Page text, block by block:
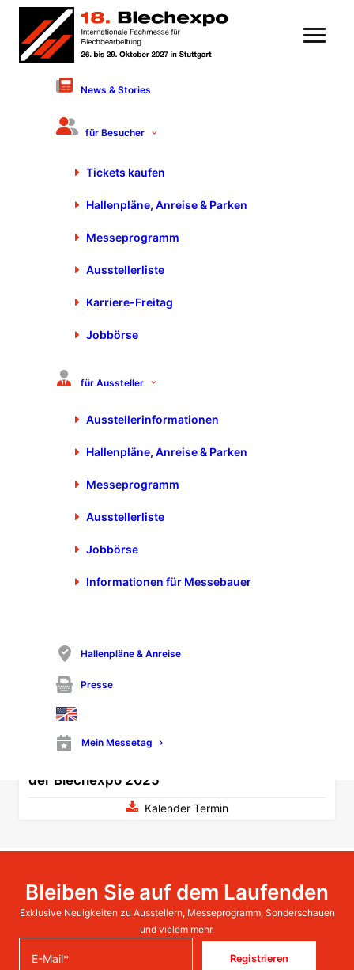
News & Stories
für Besucher
Tickets kaufen
Hallenpläne, Anreise & Parken
Messeprogramm
Ausstellerliste
Karriere-Freitag
Jobbörse
für Aussteller
Ausstellerinformationen
Hallenpläne, Anreise & Parken
Messeprogramm
Ausstellerliste
Jobbörse
Informationen für Messebauer
Hallenpläne & Anreise
Presse
Mein Messetag
Lösungen für moderne
Profilherstellung
22. Oktober 2025 von 10:30 bis 10:45 Uhr
Dr. Cornelia Tepper, DREISTERN GmbH & Co. KG,
kalt / warm
DREISTERN GmbH & Co. KG
79650 Schopfheim
+49 7622 391-200
info@dreistern.com
der Blechexpo 2025
Kalender Termin
Bleiben Sie auf dem Laufenden
Exklusive Neuigkeiten zu Ausstellern, Messeprogramm, Sonderschauen
und vielem mehr.
Registrieren